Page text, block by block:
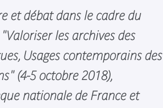
et débat dans le cadre du
les archives des
Usages contemporains des
(4-5 octobre 2018),
nationale de France et